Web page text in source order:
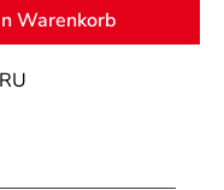
gewünschten
Warenkorb